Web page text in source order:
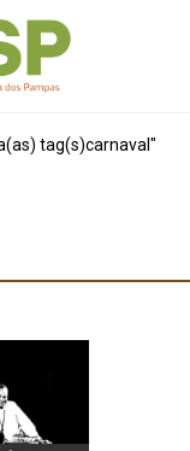
tag(s)carnaval"